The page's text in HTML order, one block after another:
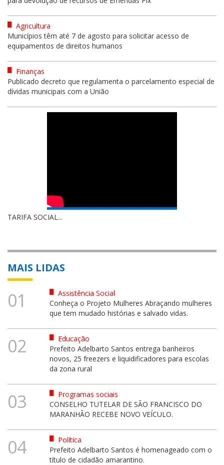
Agricultura
Municípios têm até 7 de agosto para solicitar acesso de
equipamentos de direitos humanos
Finanças
Publicado decreto que regulamenta o parcelamento especial de
dívidas municipais com a União
TARIFA SOCIAL...
MAIS LIDAS
01
Assistência Social
Conheça o Projeto Mulheres Abraçando mulheres
que tem mudado histórias e salvado vidas.
02
Educação
Prefeito Adelbarto Santos entrega banheiros
novos, 25 freezers e liquidificadores para escolas
da zona rural
03
Programas sociais
CONSELHO TUTELAR DE SÃO FRANCISCO DO
MARANHÃO RECEBE NOVO VEÍCULO.
04
Política
Prefeito Adelbarto Santos é homenageado com o
título de cidadão amarantino.